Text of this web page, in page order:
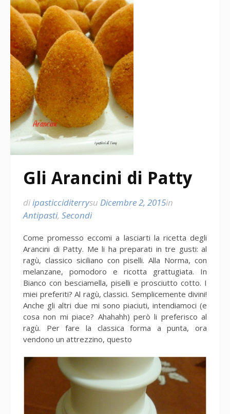
Gli Arancini di Patty
diipasticciditerrysu Dicembre 2, 2015in
Antipasti, Secondi
Come promesso eccomi a lasciarti la ricetta degli
Arancini di Patty. Me li ha preparati in tre gusti: al
ragù, classico siciliano con piselli. Alla Norma, con
melanzane, pomodoro e ricotta grattugiata. In
Bianco con besciamella, piselli e prosciutto cotto. I
miei preferiti? Al ragù, classici. Semplicemente divini!
Anche gli altri due mi sono piaciuti, intendiamoci (e
cosa non mi piace? Ahahahh) però li preferisco al
ragù. Per fare la classica forma a punta, ora
vendono un attrezzino, questo